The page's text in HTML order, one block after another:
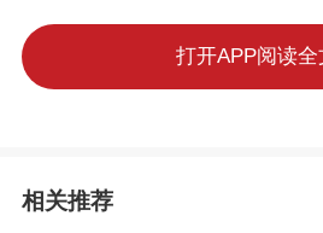
管理、订单核销一体化
贩、社区小店、农资商
彻底解决多码收款混乱
打开APP阅读全
相关推荐